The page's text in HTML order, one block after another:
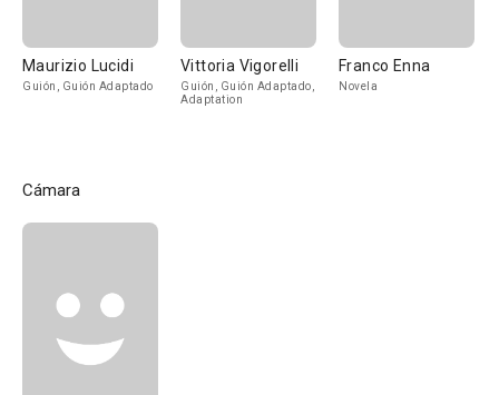
Maurizio Lucidi
Guión, Guión Adaptado
Vittoria Vigorelli
Guión, Guión Adaptado,
Adaptation
Franco Enna
Novela
Cámara